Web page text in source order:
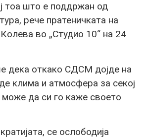
тоа што е поддржан од
рече пратеничката на
во „Студио 10“ на 24
дека откако СДСМ дојде на
клима и атмосфера за секој
може да си го каже своето
се ослободија